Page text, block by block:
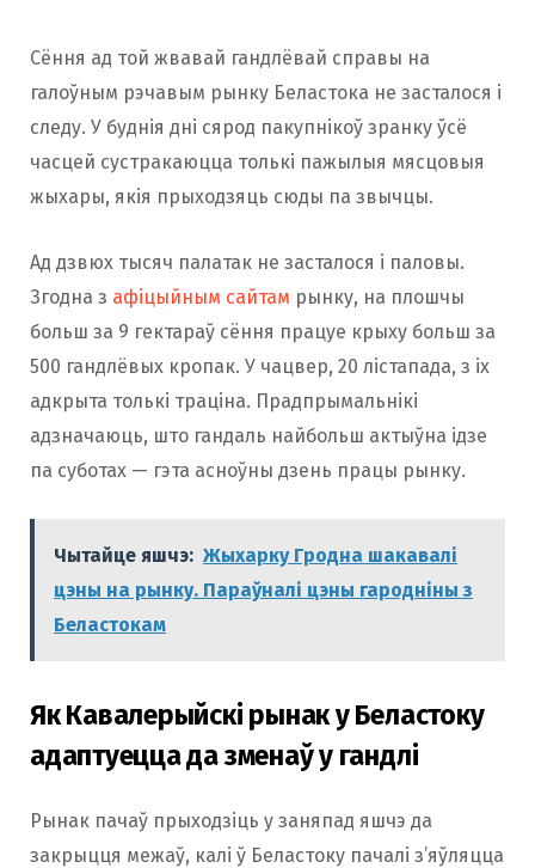
Сёння ад той жвавай гандлёвай справы на
галоўным рэчавым рынку Беластока не засталося і
следу. У буднія дні сярод пакупнікоў зранку ўсё
часцей сустракаюцца толькі пажылыя мясцовыя
жыхары, якія прыходзяць сюды па звычцы.
Ад дзвюх тысяч палатак не засталося і паловы.
Згодна з афіцыйным сайтам рынку, на плошчы
больш за 9 гектараў сёння працуе крыху больш за
500 гандлёвых кропак. У чацвер, 20 лістапада, з іх
адкрыта толькі траціна. Прадпрымальнікі
адзначаюць, што гандаль найбольш актыўна ідзе
па суботах — гэта асноўны дзень працы рынку.
Чытайце яшчэ: Жыхарку Гродна шакавалі
цэны на рынку. Параўналі цэны гародніны з
Беластокам
Як Кавалерыйскі рынак у Беластоку
адаптуецца да зменаў у гандлі
Рынак пачаў прыходзіць у заняпад яшчэ да
закрыцця межаў, калі ў Беластоку пачалі з’яўляцца